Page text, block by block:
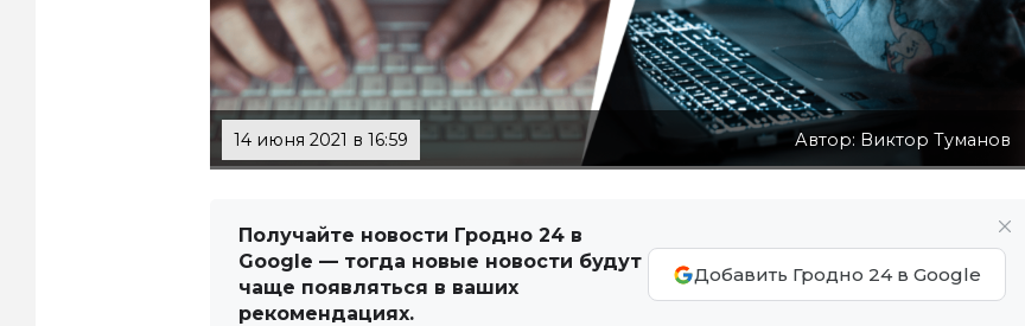
14 июня 2021 в 16:59 Автор: Виктор Туманов
Получайте новости Гродно 24 в
Google — тогда новые новости будут
чаще появляться в ваших
рекомендациях.
Добавить Гродно 24 в Google